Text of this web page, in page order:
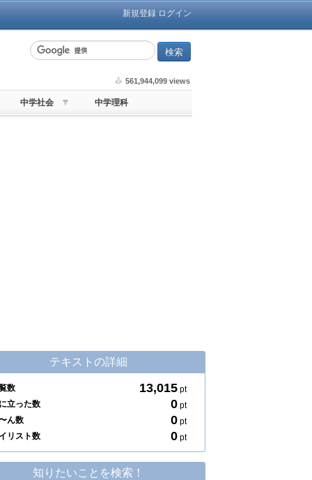
新規登録 ログイン
561,944,099 views
中学社会 中学理科
テキストの詳細
数 13,015 pt
立った数
0 pt
ん数
0 pt
リスト数
0 pt
知りたいことを検索！